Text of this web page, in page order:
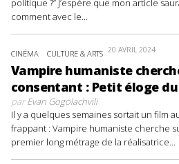
politique ?” J’espère que mon article
comment avec le...
CINÉMA CULTURE & ARTS 20 AVRIL 2024
Vampire humaniste
consentant : Petit éloge
parEvan Gogolachvili
Il y a quelques semaines sortait un film
frappant : Vampire humaniste cherche
premier long métrage de la réalisatrice...